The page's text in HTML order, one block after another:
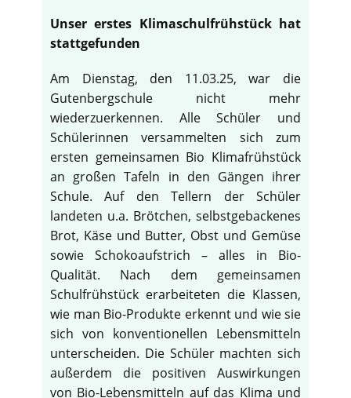
Unser erstes Klimaschulfrühstück hat
stattgefunden
Am Dienstag, den 11.03.25, war die
Gutenbergschule nicht mehr
wiederzuerkennen. Alle Schüler und
Schülerinnen versammelten sich zum
ersten gemeinsamen Bio Klimafrühstück
an großen Tafeln in den Gängen ihrer
Schule. Auf den Tellern der Schüler
landeten u.a. Brötchen, selbstgebackenes
Brot, Käse und Butter, Obst und Gemüse
sowie Schokoaufstrich – alles in Bio-
Qualität. Nach dem gemeinsamen
Schulfrühstück erarbeiteten die Klassen,
wie man Bio-Produkte erkennt und wie sie
sich von konventionellen Lebensmitteln
unterscheiden. Die Schüler machten sich
außerdem die positiven Auswirkungen
von Bio-Lebensmitteln auf das Klima und